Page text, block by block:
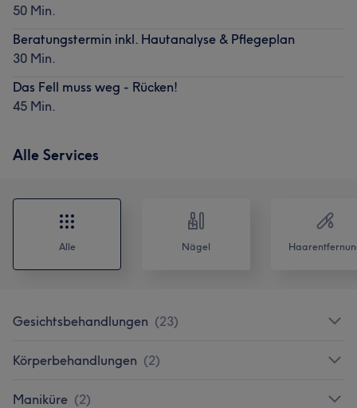
50 Min.
Beratungstermin inkl. Hautanalyse & Pflegeplan
30 Min.
Das Fell muss weg - Rücken!
45 Min.
Alle Services
Alle Nägel
Gesichtsbehandlungen (23)
Körperbehandlungen (2)
Maniküre (2)